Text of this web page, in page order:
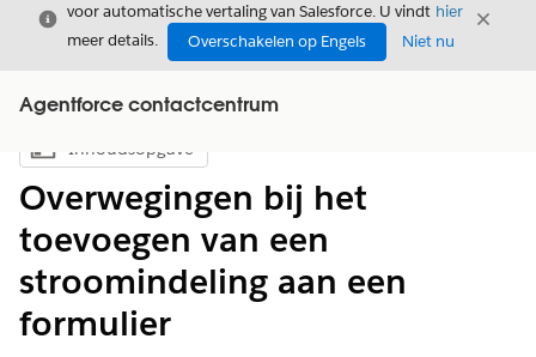
Sluiten
voor automatische vertaling van Salesforce. U vindt hier
meer details.
Overschakelen op Engels Niet nu
Sluiten
Agentforce contactcentrum
Inhoudsopgave weergeven
Inhoudsopgave
Overwegingen bij het
toevoegen van een
stroomindeling aan een
formulier